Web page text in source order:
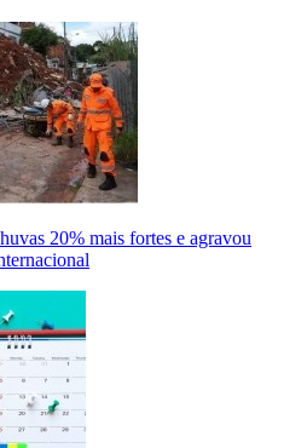
20% mais fortes e agravou